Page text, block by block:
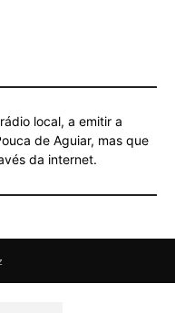
local, a emitir a
de Aguiar, mas que
da internet.